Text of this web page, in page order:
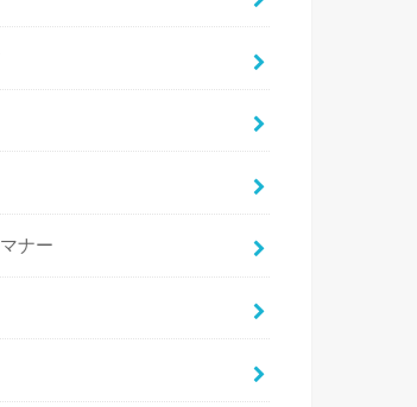
ナー